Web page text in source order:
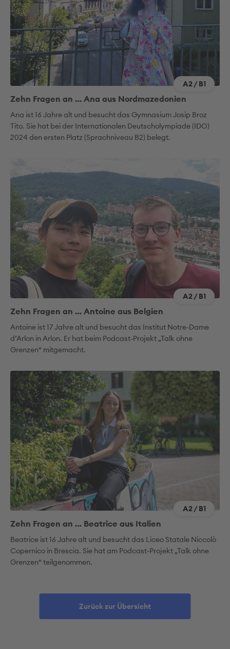
A2 / B1
Zehn Fragen an … Ana aus Nordmazedonien
Ana ist 16 Jahre alt und besucht das Gymnasium Josip Broz
Tito. Sie hat bei der Internationalen Deutscholympiade (IDO)
2024 den ersten Platz (Sprachniveau B2) belegt.
A2 / B1
Zehn Fragen an … Antoine aus Belgien
Antoine ist 17 Jahre alt und besucht das Institut Notre-Dame
d’Arlon in Arlon. Er hat beim Podcast-Projekt „Talk ohne
Grenzen“ mitgemacht.
A2 / B1
Zehn Fragen an … Beatrice aus Italien
Beatrice ist 16 Jahre alt und besucht das Liceo Statale Niccolò
Copernico in Brescia. Sie hat am Podcast-Projekt „Talk ohne
Grenzen“ teilgenommen.
Zurück zur Übersicht